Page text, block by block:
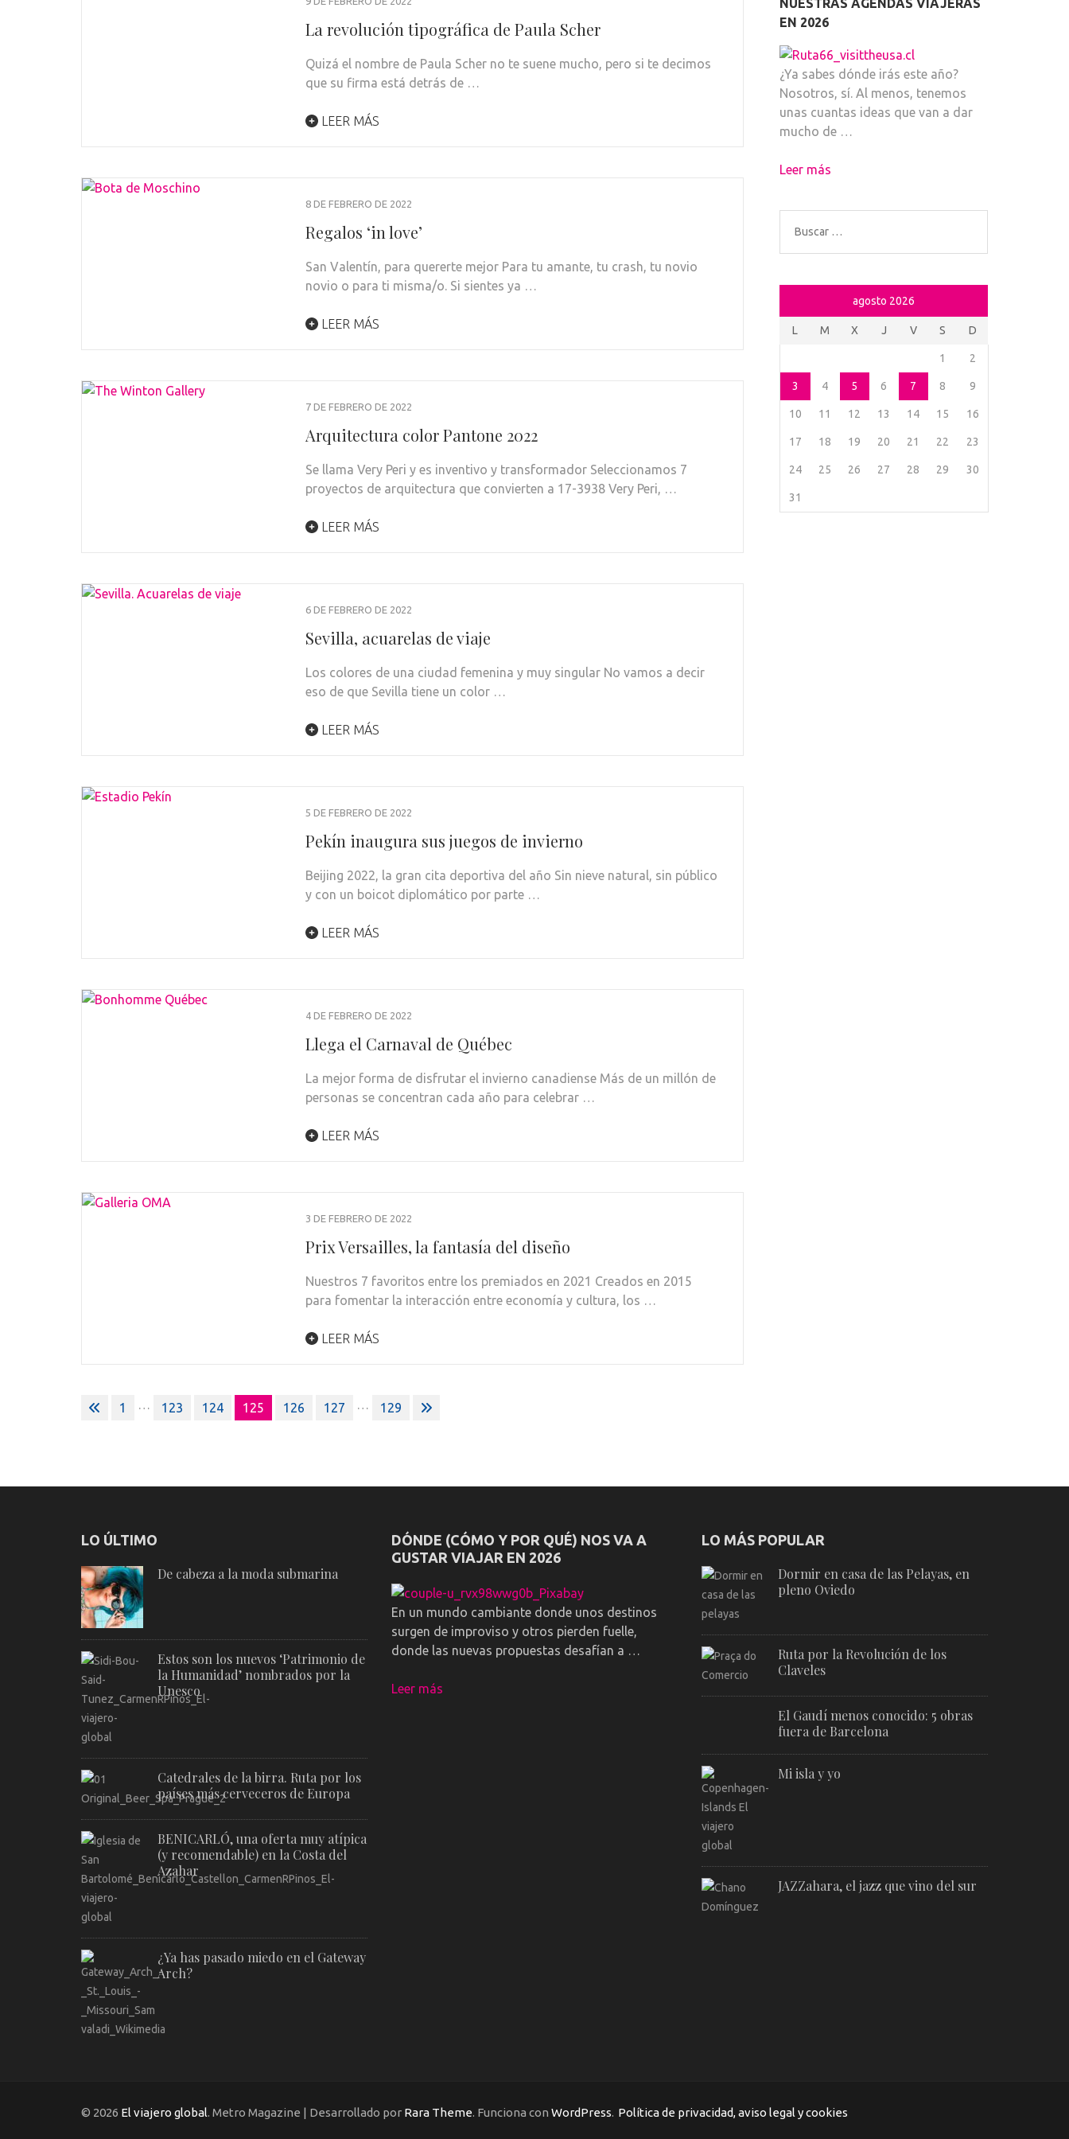
La revolución tipográfica de Paula Scher
Quizá el nombre de Paula Scher no te suene mucho, pero si te decimos
que su firma está detrás de …
LEER MÁS
8 DE FEBRERO DE 2022
Regalos ‘in love’
San Valentín, para quererte mejor Para tu amante, tu crash, tu novio
novio o para ti misma/o. Si sientes ya …
LEER MÁS
7 DE FEBRERO DE 2022
Arquitectura color Pantone 2022
Se llama Very Peri y es inventivo y transformador Seleccionamos 7
proyectos de arquitectura que convierten a 17-3938 Very Peri, …
LEER MÁS
6 DE FEBRERO DE 2022
Sevilla, acuarelas de viaje
Los colores de una ciudad femenina y muy singular No vamos a decir
eso de que Sevilla tiene un color …
LEER MÁS
5 DE FEBRERO DE 2022
Pekín inaugura sus juegos de invierno
Beijing 2022, la gran cita deportiva del año Sin nieve natural, sin público
y con un boicot diplomático por parte …
LEER MÁS
4 DE FEBRERO DE 2022
Llega el Carnaval de Québec
La mejor forma de disfrutar el invierno canadiense Más de un millón de
personas se concentran cada año para celebrar …
LEER MÁS
3 DE FEBRERO DE 2022
Prix Versailles, la fantasía del diseño
Nuestros 7 favoritos entre los premiados en 2021 Creados en 2015
para fomentar la interacción entre economía y cultura, los …
LEER MÁS
Paginación
1 … 123 124 125 126 127 … 129
NUESTRAS AGENDAS VIAJERAS
EN 2026
¿Ya sabes dónde irás este año?
Nosotros, sí. Al menos, tenemos
unas cuantas ideas que van a dar
mucho de …
Leer más
Buscar:
agosto 2026
L M X J V S D
1 2
3 4 5 6 7 8 9
10 11 12 13 14 15 16
17 18 19 20 21 22 23
24 25 26 27 28 29 30
31
LO ÚLTIMO
De cabeza a la moda submarina
Estos son los nuevos ‘Patrimonio de
la Humanidad’ nombrados por la
Unesco
Catedrales de la birra. Ruta por los
países más cerveceros de Europa
BENICARLÓ, una oferta muy atípica
(y recomendable) en la Costa del
Azahar
¿Ya has pasado miedo en el Gateway
Arch?
DÓNDE (CÓMO Y POR QUÉ) NOS VA A
GUSTAR VIAJAR EN 2026
En un mundo cambiante donde unos destinos
surgen de improviso y otros pierden fuelle,
donde las nuevas propuestas desafían a …
Leer más
LO MÁS POPULAR
Dormir en casa de las Pelayas, en
pleno Oviedo
Ruta por la Revolución de los
Claveles
El Gaudí menos conocido: 5 obras
fuera de Barcelona
Mi isla y yo
JAZZahara, el jazz que vino del sur
© 2026 El viajero global. Metro Magazine | Desarrollado por Rara Theme. Funciona con WordPress. Política de privacidad, aviso legal y cookies